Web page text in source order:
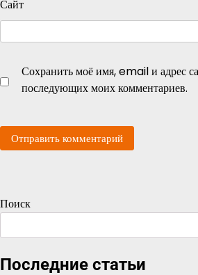
Сайт
Сохранить моё имя, email и адрес
последующих моих комментариев.
Поиск
Последние статьи